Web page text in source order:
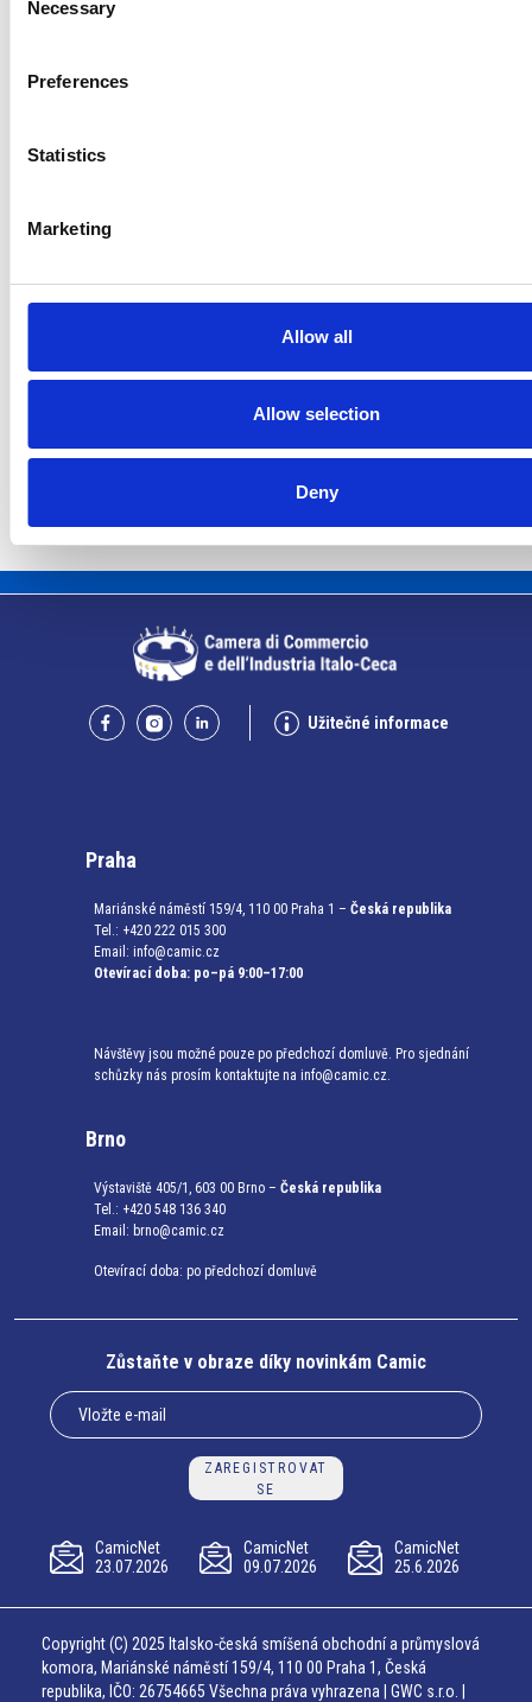
Selection
Necessary
Preferences
Statistics
Marketing
Allow all
Allow selection
Deny
Itálie
Užitečné informace
Praha
Mariánské náměstí 159/4, 110 00 Praha 1 – Česká republika
Tel.: +420 222 015 300
Email: info@camic.cz
Otevírací doba: po–pá 9:00–17:00
Návštěvy jsou možné pouze po předchozí domluvě. Pro sjednání
schůzky nás prosím kontaktujte na info@camic.cz.
Brno
Výstaviště 405/1, 603 00 Brno – Česká republika
Tel.: +420 548 136 340
Email: brno@camic.cz
Otevírací doba: po předchozí domluvě
Zůstaňte v obraze díky novinkám Camic
ZAREGISTROVAT
SE
CamicNet
23.07.2026
CamicNet
09.07.2026
CamicNet
25.6.2026
Copyright (C) 2025 Italsko-česká smíšená obchodní a průmyslová
komora, Mariánské náměstí 159/4, 110 00 Praha 1, Česká
republika, IČO: 26754665 Všechna práva vyhrazena | GWC s.r.o. |